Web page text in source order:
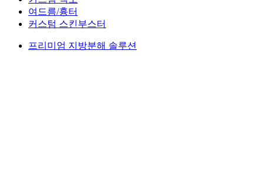
여드름/흉터
커스텀 스킨부스터
프리미엄 지방분해 솔루션